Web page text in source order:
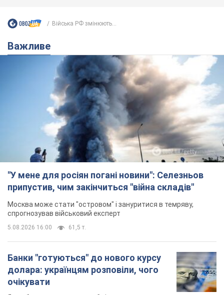
Війська РФ змінюють...
Важливе
"У мене для росіян погані новини": Селезньов
припустив, чим закінчиться "війна складів"
Москва може стати "островом" і зануритися в темряву,
спрогнозував військовий експерт
5.08.2026 16:00 61,5 т.
Банки "готуються" до нового курсу
долара: українцям розповіли, чого
очікувати